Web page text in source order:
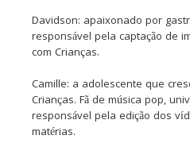
Davidson: apaixonado por
responsável pela captação de
com Crianças.
Camille: a adolescente que
Crianças. Fã de música pop,
responsável pela edição dos
matérias.